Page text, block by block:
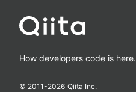
How developers code is here.
© 2011-2026 Qiita Inc.